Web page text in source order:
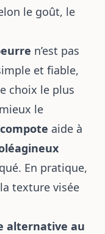
le goût, le
n’est pas
et fiable,
choix le plus
le
aide à
En pratique,
texture visée
alternative au